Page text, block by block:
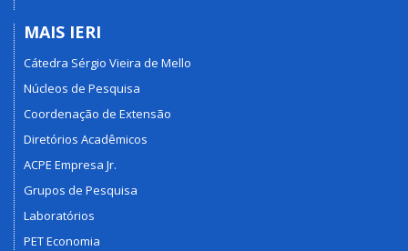
MAIS IERI
Cátedra Sérgio Vieira de Mello
Núcleos de Pesquisa
Coordenação de Extensão
Diretórios Acadêmicos
ACPE Empresa Jr.
Grupos de Pesquisa
Laboratórios
PET Economia